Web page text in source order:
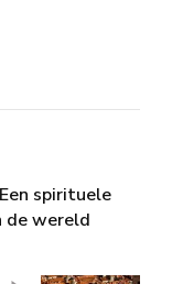
spirituele
de wereld